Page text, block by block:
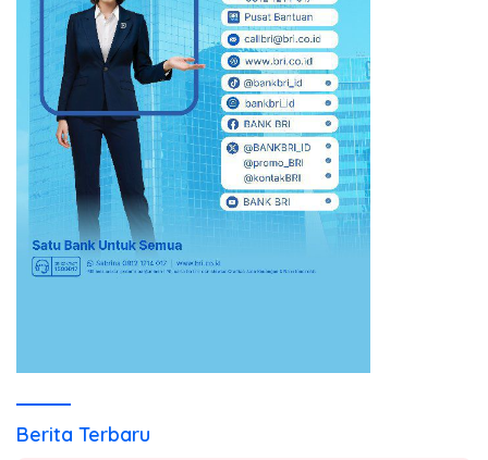
Berita Terbaru